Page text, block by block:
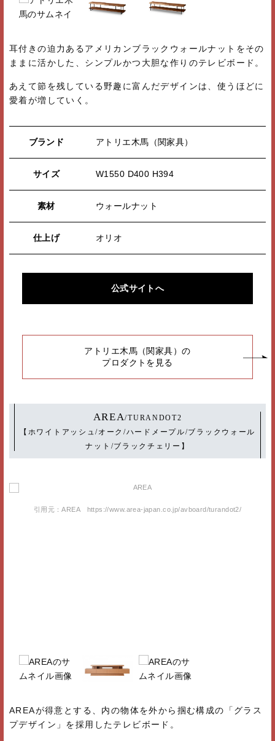
耳付きの迫力あるアメリカンブラックウォールナットをその
ままに活かした、シンプルかつ大胆な作りのテレビボード。
あえて節を残している野趣に富んだデザインは、使うほどに
愛着が増していく。
ブランド アトリエ木馬（関家具）
サイズ W1550 D400 H394
素材 ウォールナット
仕上げ オリオ
公式サイトへ
アトリエ木馬（関家具）の
プロダクトを見る
AREA/TURANDOT2
【ホワイトアッシュ/オーク/ハードメープル/ブラックウォール
ナット/ブラックチェリー】
引用元：AREA https://www.area-japan.co.jp/avboard/turandot2/
AREAが得意とする、内の物体を外から掴む構成の「グラス
プデザイン」を採用したテレビボード。